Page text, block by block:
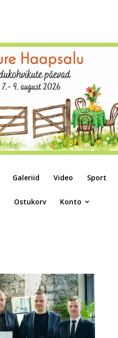
Galeriid Video Sport
Ostukorv Konto